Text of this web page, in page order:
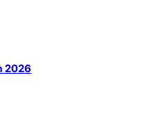
2026